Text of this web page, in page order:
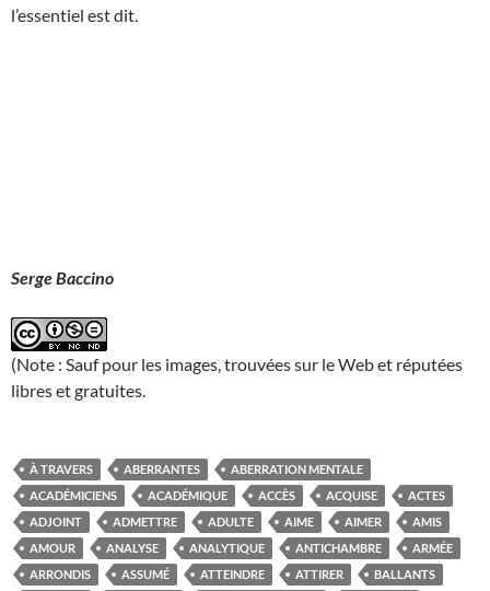
l’essentiel est dit.
Serge Baccino
(Note : Sauf pour les images, trouvées sur le Web et réputées
libres et gratuites.
À TRAVERS ABERRANTES
ABERRATION MENTALE
ACADÉMICIENS
ACADÉMIQUE ACCÈS ACQUISE
ACTES
ADJOINT
ADMETTRE ADULTE AIME AIMER
AMIS
AMOUR
ANALYSE ANALYTIQUE ANTICHAMBRE
ARMÉE
ARRONDIS
ASSUMÉ ATTEINDRE ATTIRER
BALLANTS